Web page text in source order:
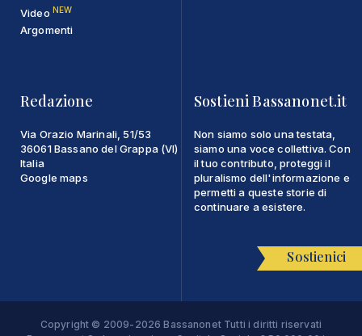
Video NEW
Argomenti
Redazione
Via Orazio Marinali, 51/53
36061 Bassano del Grappa (VI)
Italia
Google maps
Sostieni Bassanonet.it
Non siamo solo una testata,
siamo una voce collettiva. Con
il tuo contributo, proteggi il
pluralismo dell'informazione e
permetti a queste storie di
continuare a esistere.
Sostienici
Copyright © 2009-2026 Bassanonet Tutti i diritti riservati